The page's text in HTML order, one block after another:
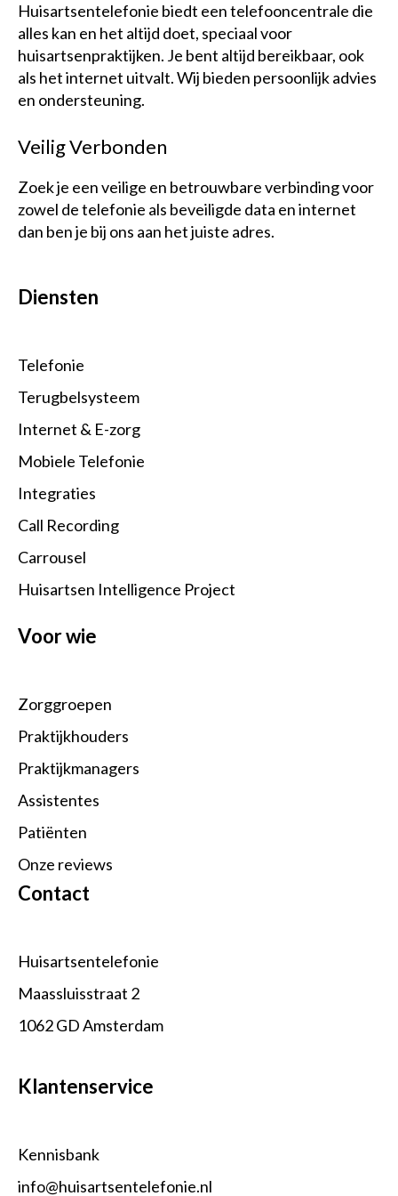
Huisartsentelefonie biedt een telefooncentrale die
alles kan en het altijd doet, speciaal voor
huisartsenpraktijken. Je bent altijd bereikbaar, ook
als het internet uitvalt. Wij bieden persoonlijk advies
en ondersteuning.
Veilig Verbonden
Zoek je een veilige en betrouwbare verbinding voor
zowel de telefonie als beveiligde data en internet
dan ben je bij ons aan het juiste adres.
Diensten
Telefonie
Terugbelsysteem
Internet & E-zorg
Mobiele Telefonie
Integraties
Call Recording
Carrousel
Huisartsen Intelligence Project
Voor wie
Zorggroepen
Praktijkhouders
Praktijkmanagers
Assistentes
Patiënten
Onze reviews
Contact
Huisartsentelefonie
Maassluisstraat 2
1062 GD Amsterdam
Klantenservice
Kennisbank
info@huisartsentelefonie.nl